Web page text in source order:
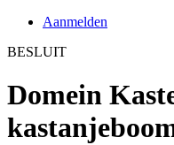
Aanmelden
BESLUIT
Domein